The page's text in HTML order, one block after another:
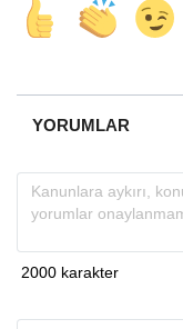
YORUMLAR